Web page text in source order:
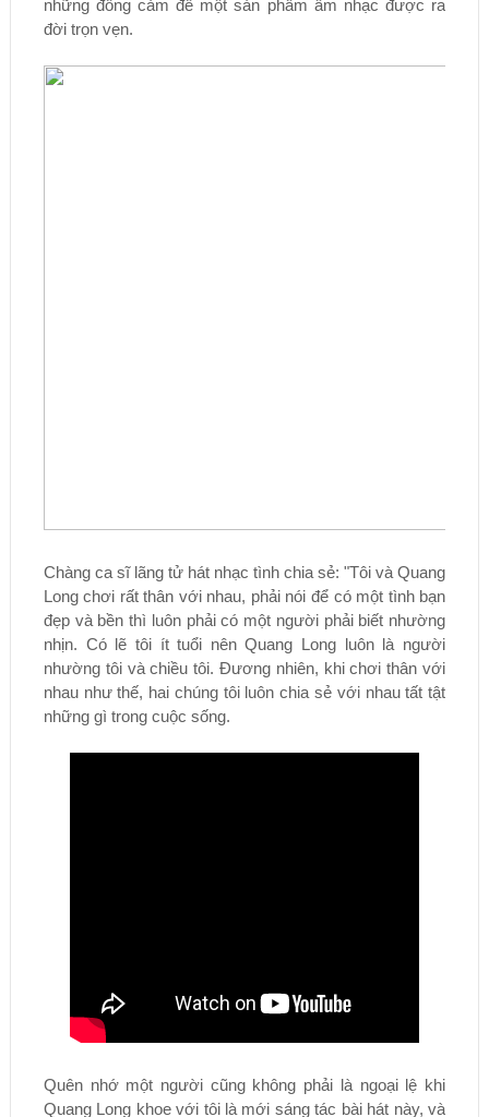
những đồng cảm để một sản phẩm âm nhạc được ra
đời trọn vẹn.
Chàng ca sĩ lãng tử hát nhạc tình chia sẻ: "Tôi và Quang
Long chơi rất thân với nhau, phải nói để có một tình bạn
đẹp và bền thì luôn phải có một người phải biết nhường
nhịn. Có lẽ tôi ít tuổi nên Quang Long luôn là người
nhường tôi và chiều tôi. Đương nhiên, khi chơi thân với
nhau như thế, hai chúng tôi luôn chia sẻ với nhau tất tật
những gì trong cuộc sống.
Quên nhớ một người cũng không phải là ngoại lệ khi
Quang Long khoe với tôi là mới sáng tác bài hát này, và